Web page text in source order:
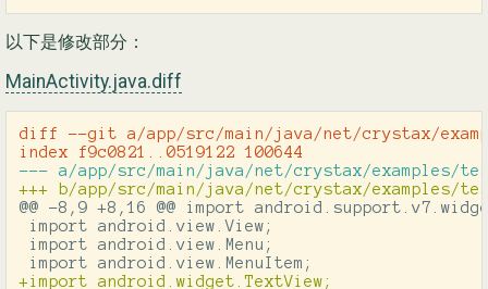
以下是修改部分：
MainActivity.java.diff
diff --git a/app/src/main/java/net/crystax/
@@ -8,9 +8,16 @@ import
import android.view.View;
import android.view.Menu;